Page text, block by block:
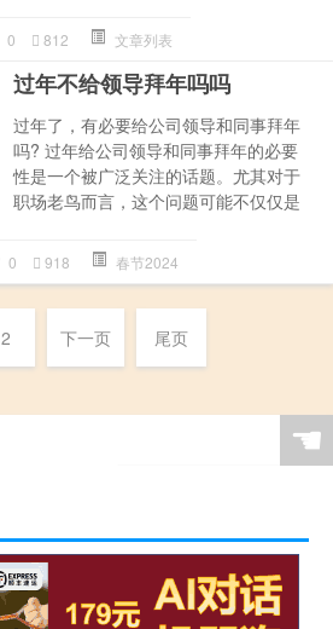
0 812 文章列表
过年不给领导拜年吗吗
过年了，有必要给公司领导和同事拜年
吗? 过年给公司领导和同事拜年的必要
性是一个被广泛关注的话题。尤其对于
职场老鸟而言，这个问题可能不仅仅是
0 918 春节2024
2 下一页 尾页
☚